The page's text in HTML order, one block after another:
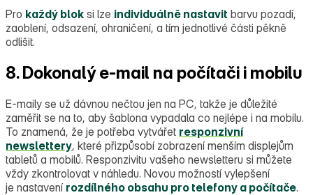
Pro každý blok si lze individuálně nastavit barvu pozadí,
zaoblení, odsazení, ohraničení, a tím jednotlivé části pěkně
odlišit.
8. Dokonalý e-mail na počítači i mobilu
E‑maily se už dávnou nečtou jen na PC, takže je důležité
zaměřit se na to, aby šablona vypadala co nejlépe i na mobilu.
To znamená, že je potřeba vytvářet responzivní
newslettery, které přizpůsobí zobrazení menším displejům
tabletů a mobilů. Responzivitu vašeho newsletteru si můžete
vždy zkontrolovat v náhledu. Novou možností vylepšení
je nastavení rozdílného obsahu pro telefony a počítače.